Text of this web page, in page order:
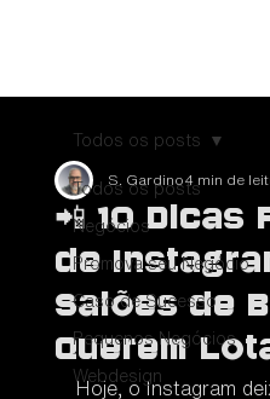
Todos os posts
Negócios
Promova seu Negócio
Caso de Sucesso
Pequenos Negócios
Webdesign
Todos os posts
📲 10 Dicas
de
Salões de
Querem
S. Gardino4 min de
Hoje, o Instagram